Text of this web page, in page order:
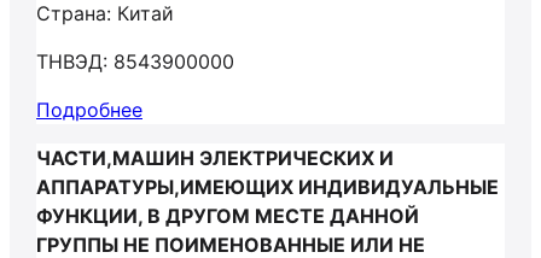
Страна: Китай
ТНВЭД: 8543900000
Подробнее
ЧАСТИ,МАШИН ЭЛЕКТРИЧЕСКИХ И
АППАРАТУРЫ,ИМЕЮЩИХ ИНДИВИДУАЛЬНЫЕ
ФУНКЦИИ, В ДРУГОМ МЕСТЕ ДАННОЙ
ГРУППЫ НЕ ПОИМЕНОВАННЫЕ ИЛИ НЕ